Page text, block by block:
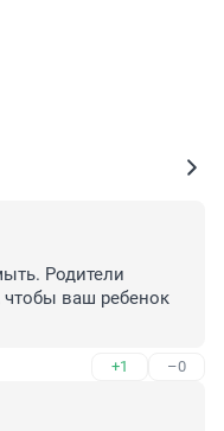
Родители
чтобы ваш ребенок
+1 –0